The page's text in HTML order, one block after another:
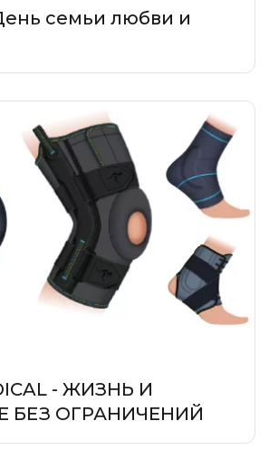
семьи любви и
- ЖИЗНЬ И
БЕЗ ОГРАНИЧЕНИЙ